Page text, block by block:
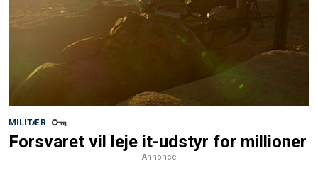
MILITÆR
Forsvaret vil leje it-udstyr for millioner
Annonce